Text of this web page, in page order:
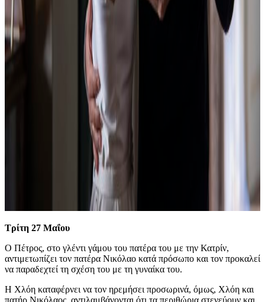
Τρίτη 27 Μαΐου
O Πέτρος, στο γλέντι γάμου του πατέρα του με την Κατρίν,
αντιμετωπίζει τον πατέρα Νικόλαο κατά πρόσωπο και τον προκαλεί
να παραδεχτεί τη σχέση του με τη γυναίκα του.
Η Χλόη καταφέρνει να τον ηρεμήσει προσωρινά, όμως, Χλόη και
πατήρ Νικόλαος, αντιλαμβάνονται ότι τα περιθώρια στενεύουν και